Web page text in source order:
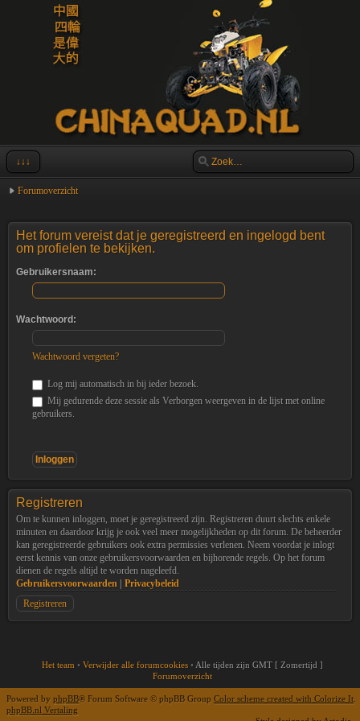
↓↓↓
Forumoverzicht
Het forum vereist dat je geregistreerd en ingelogd bent
om profielen te bekijken.
Gebruikersnaam:
Wachtwoord:
Wachtwoord vergeten?
Log mij automatisch in bij ieder bezoek.
Mij gedurende deze sessie als Verborgen weergeven in de lijst met online
gebruikers.
Registreren
Om te kunnen inloggen, moet je geregistreerd zijn. Registreren duurt slechts enkele
minuten en daardoor krijg je ook veel meer mogelijkheden op dit forum. De beheerder
kan geregistreerde gebruikers ook extra permissies verlenen. Neem voordat je inlogt
eerst kennis van onze gebruikersvoorwaarden en bijhorende regels. Op het forum
dienen de regels altijd te worden nageleefd.
Gebruikersvoorwaarden
Privacybeleid
Registreren
Het team • Verwijder alle forumcookies • Alle tijden zijn GMT [ Zomertijd ]
Forumoverzicht
Powered by phpBB® Forum Software © phpBB Group Color scheme created with Colorize It
phpBB.nl Vertaling